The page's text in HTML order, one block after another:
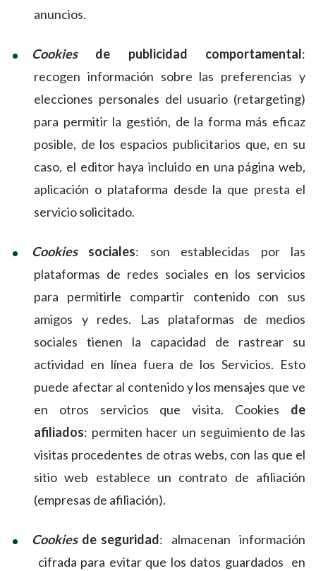
anuncios.
Cookies de publicidad comportamental:
recogen información sobre las preferencias y
elecciones personales del usuario (retargeting)
para permitir la gestión, de la forma más eficaz
posible, de los espacios publicitarios que, en su
caso, el editor haya incluido en una página web,
aplicación o plataforma desde la que presta el
servicio solicitado.
Cookiessociales: son establecidas por las
plataformas de redes sociales en los servicios
para permitirle compartir contenido con sus
amigos y redes. Las plataformas de medios
sociales tienen la capacidad de rastrear su
actividad en línea fuera de los Servicios. Esto
puede afectar al contenido y los mensajes que ve
en otros servicios que visita. Cookies de
afiliados: permiten hacer un seguimiento de las
visitas procedentes de otras webs, con las que el
sitio web establece un contrato de afiliación
(empresas de afiliación).
Cookiesde seguridad: almacenan información
cifrada para evitar que los datos guardados en